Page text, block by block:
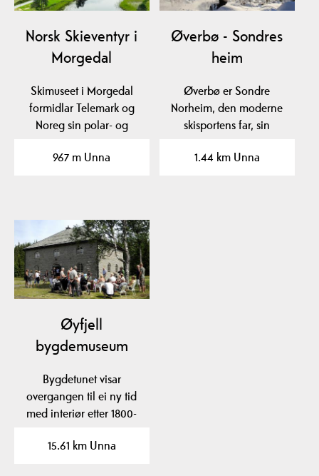
Norsk Skieventyr i
Morgedal
Skimuseet i Morgedal
formidlar Telemark og
Noreg sin polar- og
967 m Unna
Øverbø - Sondres
heim
Øverbø er Sondre
Norheim, den moderne
skisportens far, sin
1.44 km Unna
Øyfjell
bygdemuseum
Bygdetunet visar
overgangen til ei ny tid
med interiør etter 1800-
15.61 km Unna